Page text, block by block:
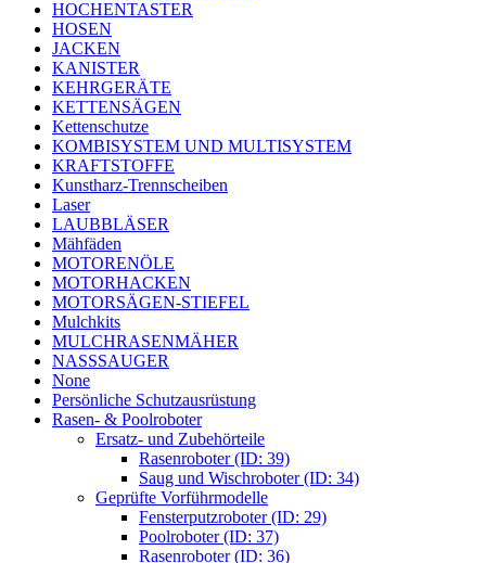
HOCHENTASTER
HOSEN
JACKEN
KANISTER
KEHRGERÄTE
KETTENSÄGEN
Kettenschutze
KOMBISYSTEM UND MULTISYSTEM
KRAFTSTOFFE
Kunstharz-Trennscheiben
Laser
LAUBBLÄSER
Mähfäden
MOTORENÖLE
MOTORHACKEN
MOTORSÄGEN-STIEFEL
Mulchkits
MULCHRASENMÄHER
NASSSAUGER
None
Persönliche Schutzausrüstung
Rasen- & Poolroboter
Ersatz- und Zubehörteile
Rasenroboter (ID: 39)
Saug und Wischroboter (ID: 34)
Geprüfte Vorführmodelle
Fensterputzroboter (ID: 29)
Poolroboter (ID: 37)
Rasenroboter (ID: 36)